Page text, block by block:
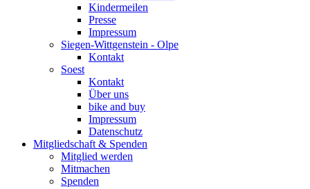
Kindermeilen
Presse
Impressum
Siegen-Wittgenstein - Olpe
Kontakt
Soest
Kontakt
Über uns
bike and buy
Impressum
Datenschutz
Mitgliedschaft & Spenden
Mitglied werden
Mitmachen
Spenden